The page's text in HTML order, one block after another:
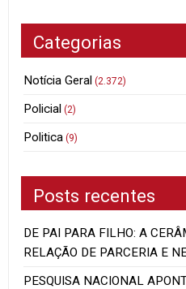
Categorias
Notícia Geral (2.372)
Policial (2)
Politica (9)
Posts recentes
DE PAI PARA FILHO: A
RELAÇÃO DE PARCERIA E
PESQUISA NACIONAL